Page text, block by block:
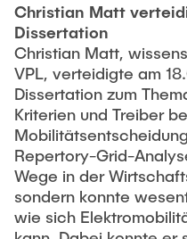
Christian Matt
Dissertation
Christian Matt,
VPL, verteidigte am
Dissertation zum
Kriterien und Treiber
Repertory-Grid-
Wege in der
sondern konnte
wie sich